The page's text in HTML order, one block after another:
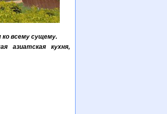
всему сущему.
азиатская кухня,